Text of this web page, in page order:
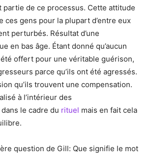
partie de ce processus. Cette attitude
ces gens pour la plupart d’entre eux
perturbés. Résultat d’une
en bas âge. Étant donné qu’aucun
offert pour une véritable guérison,
parce qu’ils ont été agressés.
qu’ils trouvent une compensation.
à l’intérieur des
dans le cadre du rituel mais en fait cela
question de Gill: Que signifie le mot